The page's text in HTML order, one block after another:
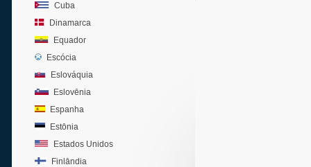
Cuba
Dinamarca
Equador
Escócia
Eslováquia
Eslovênia
Espanha
Estônia
Estados Unidos
Finlândia